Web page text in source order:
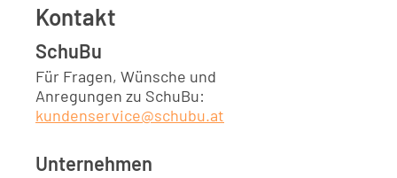
Kontakt
SchuBu
Für Fragen, Wünsche und
Anregungen zu SchuBu:
kundenservice@schubu.at
Unternehmen